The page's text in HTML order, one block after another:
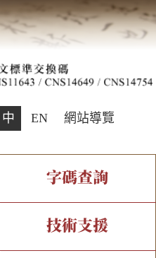
中 EN 網站導覽
全字庫現況
字碼查詢
部件查詢
技術支援